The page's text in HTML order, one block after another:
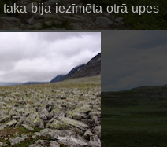
bija iezīmēta otrā upes